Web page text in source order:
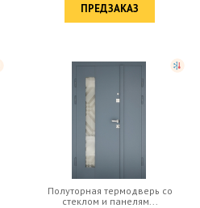
ПРЕДЗАКАЗ
Полуторная термодверь со
стеклом и панелям...